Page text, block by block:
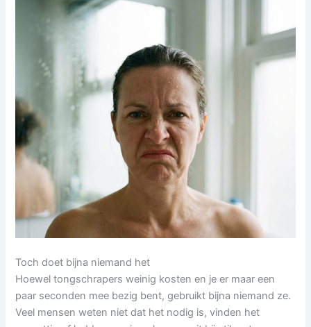
Toch doet bijna niemand het
Hoewel tongschrapers weinig kosten en je er maar een
paar seconden mee bezig bent, gebruikt bijna niemand ze.
Veel mensen weten niet dat het nodig is, vinden het